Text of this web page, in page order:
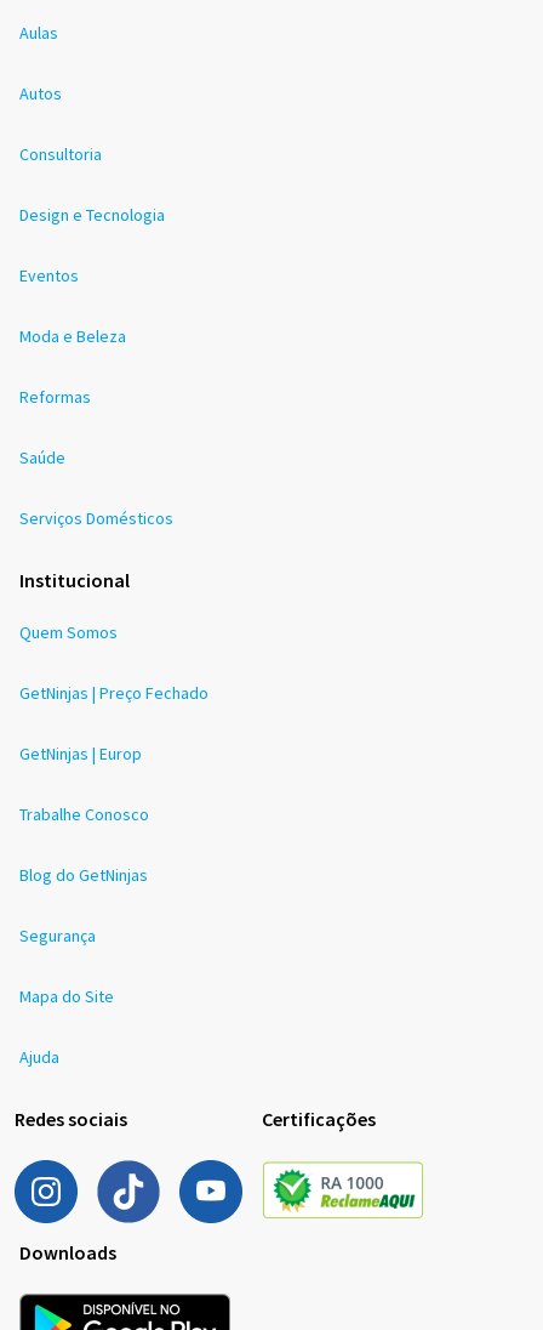
Aulas
Autos
Consultoria
Design e Tecnologia
Eventos
Moda e Beleza
Reformas
Saúde
Serviços Domésticos
Institucional
Quem Somos
GetNinjas | Preço Fechado
GetNinjas | Europ
Trabalhe Conosco
Blog do GetNinjas
Segurança
Mapa do Site
Ajuda
Redes sociais Certificações
Downloads